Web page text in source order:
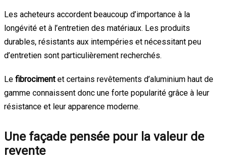
Les acheteurs accordent beaucoup d’importance à la
longévité et à l’entretien des matériaux. Les produits
durables, résistants aux intempéries et nécessitant peu
d’entretien sont particulièrement recherchés.
Le fibrocimentet certains revêtements d’aluminium haut de
gamme connaissent donc une forte popularité grâce à leur
résistance et leur apparence moderne.
Une façade pensée pour la valeur de
revente